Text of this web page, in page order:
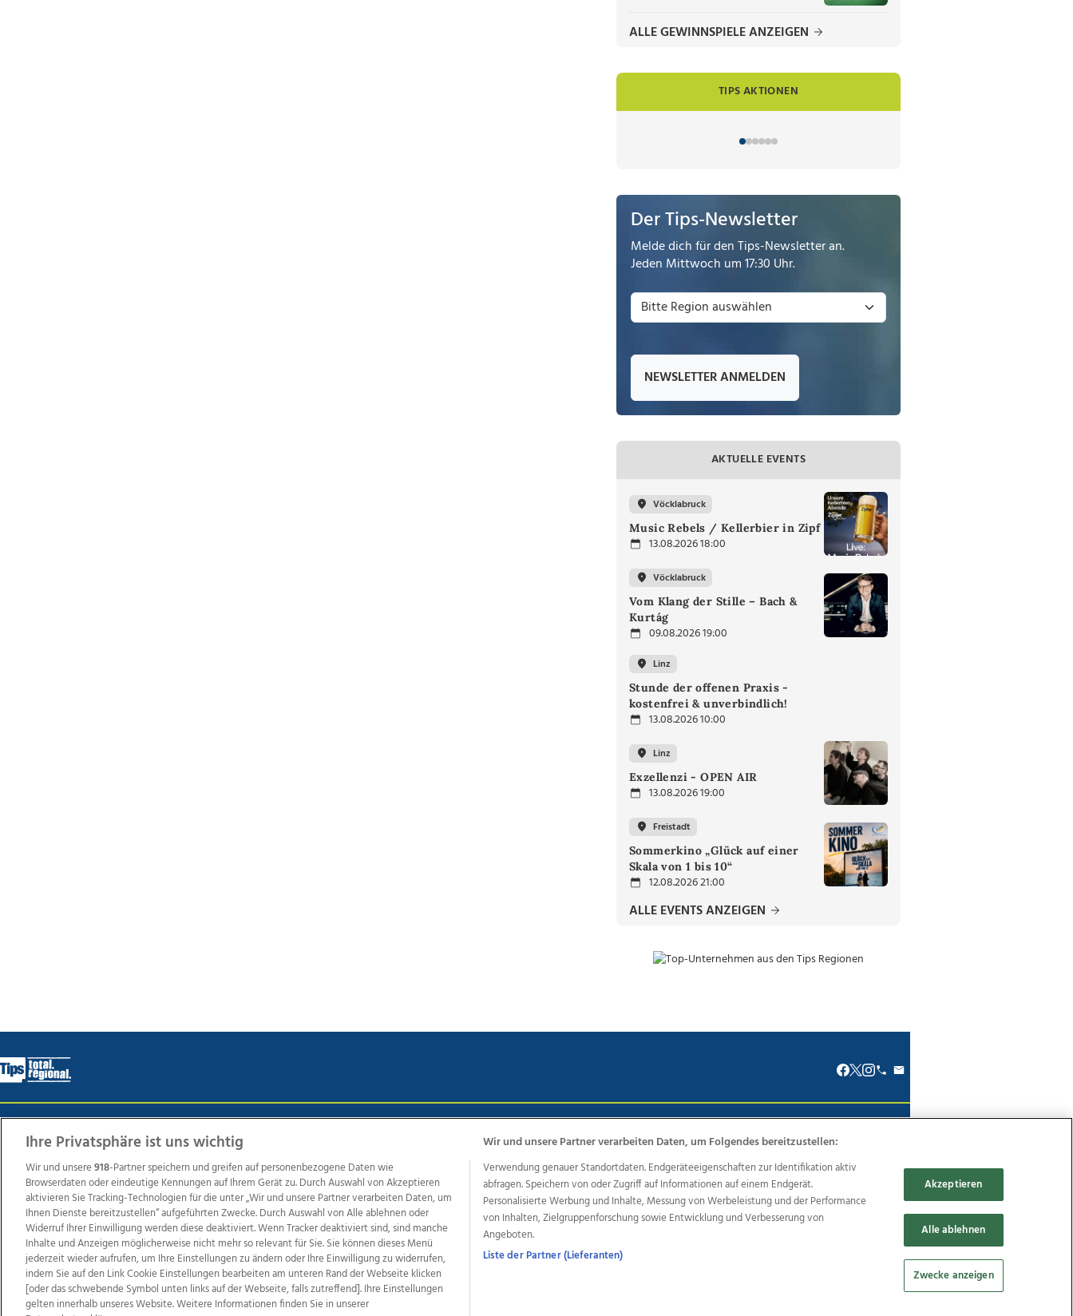
ALLE GEWINNSPIELE ANZEIGEN
TIPS AKTIONEN
Der Tips-Newsletter
Melde dich für den Tips-Newsletter an.
Jeden Mittwoch um 17:30 Uhr.
NEWSLETTER ANMELDEN
AKTUELLE EVENTS
Vöcklabruck
Music Rebels / Kellerbier in Zipf
13.08.2026 18:00
Vöcklabruck
Vom Klang der Stille – Bach &
Kurtág
09.08.2026 19:00
Linz
Stunde der offenen Praxis -
kostenfrei & unverbindlich!
13.08.2026 10:00
Linz
Exzellenzi - OPEN AIR
13.08.2026 19:00
Freistadt
Sommerkino „Glück auf einer
Skala von 1 bis 10“
12.08.2026 21:00
ALLE EVENTS ANZEIGEN
Wir über uns Mediadaten Kontakt AGB Anzeigekunden AGB Website Ehrenkodex Politische Werbung
Weitere Angebote des Medienhauses Wimmer
TV1 di-mog-i.at OÖNow Ischler Woche Life Radio OÖNachrichten OÖN Immobilien OÖN Karriere OÖN Reise
Promenaden Galerien
Regionaljobs
wasistlos.at wirtrauern.at
Ihre Privatsphäre ist uns wichtig
Wir und unsere918-Partner speichern und greifen auf personenbezogene Daten wie
Browserdaten oder eindeutige Kennungen auf Ihrem Gerät zu. Durch Auswahl von Akzeptieren
aktivieren Sie Tracking-Technologien für die unter „Wir und unsere Partner verarbeiten Daten, um
Ihnen Dienste bereitzustellen“ aufgeführten Zwecke. Durch Auswahl von Alle ablehnen oder
Widerruf Ihrer Einwilligung werden diese deaktiviert. Wenn Tracker deaktiviert sind, sind manche
Inhalte und Anzeigen möglicherweise nicht mehr so relevant für Sie. Sie können dieses Menü
jederzeit wieder aufrufen, um Ihre Einstellungen zu ändern oder Ihre Einwilligung zu widerrufen,
indem Sie auf den Link Cookie Einstellungen bearbeiten am unteren Rand der Webseite klicken
[oder das schwebende Symbol unten links auf der Webseite, falls zutreffend]. Ihre Einstellungen
gelten innerhalb unseres Website. Weitere Informationen finden Sie in unserer
Wir und unsere Partner verarbeiten Daten, um Folgendes bereitzustellen:
Verwendung genauer Standortdaten. Endgeräteeigenschaften zur Identifikation aktiv
abfragen. Speichern von oder Zugriff auf Informationen auf einem Endgerät.
Personalisierte Werbung und Inhalte, Messung von Werbeleistung und der Performance
von Inhalten, Zielgruppenforschung sowie Entwicklung und Verbesserung von
Angeboten.
Liste der Partner (Lieferanten)
Akzeptieren
Alle ablehnen
Zwecke anzeigen